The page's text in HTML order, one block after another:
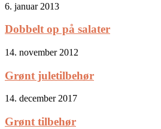
6. januar 2013
Dobbelt op på salater
14. november 2012
Grønt juletilbehør
14. december 2017
Grønt tilbehør